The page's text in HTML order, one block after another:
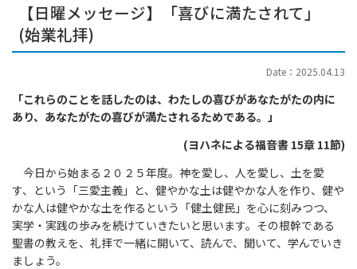
【日曜メッセージ】「喜びに満たされて」
(始業礼拝)
Date：2025.04.13
「これらのことを話したのは、わたしの喜びがあなたがたの内に
あり、あなたがたの喜びが満たされるためである。」
(ヨハネによる福音書 15章 11節)
今日から始まる２０２５年度。神を愛し、人を愛し、土を愛
す、という「三愛主義」と、健やかな土は健やかな人を作り、健や
かな人は健やかな土を作るという「健土健民」を心に刻みつつ、
実学・実践の歩みを続けていきたいと思います。その根幹である
聖書の教えを、礼拝で一緒に開いて、読んで、聞いて、学んでいき
ましょう。